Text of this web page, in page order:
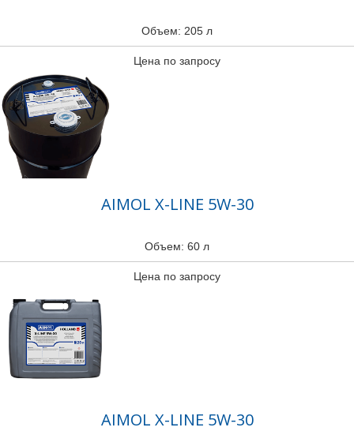
Объем: 205 л
Цена по запросу
AIMOL X-LINE 5W-30
Объем: 60 л
Цена по запросу
AIMOL X-LINE 5W-30